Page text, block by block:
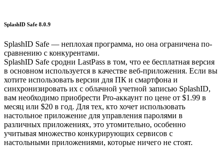
SplashID Safe 8.0.9
SplashID Safe — неплохая программа, но она ограничена по-
сравнению с конкурентами.
SplashID Safe сродни LastPass в том, что ее бесплатная версия
в основном используется в качестве веб-приложения. Если вы
хотите использовать версии для ПК и смартфона и
синхронизировать их с облачной учетной записью SplashID,
вам необходимо приобрести Pro-аккаунт по цене от $1.99 в
месяц или $20 в год. Для тех, кто хочет использовать
настольное приложение для управления паролями в
различных приложениях, это утомительно, особенно
учитывая множество конкурирующих сервисов с
настольными приложениями, которые ничего не стоят.